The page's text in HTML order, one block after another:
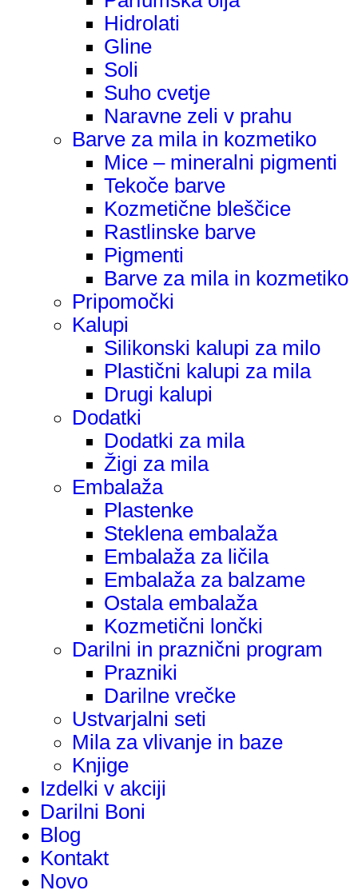
Hidrolati
Gline
Soli
Suho cvetje
Naravne zeli v prahu
Barve za mila in kozmetiko
Mice – mineralni pigmenti
Tekoče barve
Kozmetične bleščice
Rastlinske barve
Pigmenti
Barve za mila in kozmetiko
Pripomočki
Kalupi
Silikonski kalupi za milo
Plastični kalupi za mila
Drugi kalupi
Dodatki
Dodatki za mila
Žigi za mila
Embalaža
Plastenke
Steklena embalaža
Embalaža za ličila
Embalaža za balzame
Ostala embalaža
Kozmetični lončki
Darilni in praznični program
Prazniki
Darilne vrečke
Ustvarjalni seti
Mila za vlivanje in baze
Knjige
Izdelki v akciji
Darilni Boni
Blog
Kontakt
Novo